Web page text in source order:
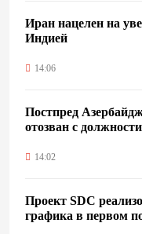
Иран нацелен на
Индией
14:06
Постпред
отозван с должности
14:02
Проект SDC
графика в первом